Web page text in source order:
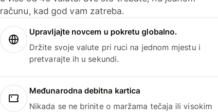
računu, kad god vam zatreba.
Upravljajte novcem u pokretu globalno.
Držite svoje valute pri ruci na jednom mjestu i
pretvarajte ih u sekundi.
Međunarodna debitna kartica
Nikada se ne brinite o maržama tečaja ili visokim